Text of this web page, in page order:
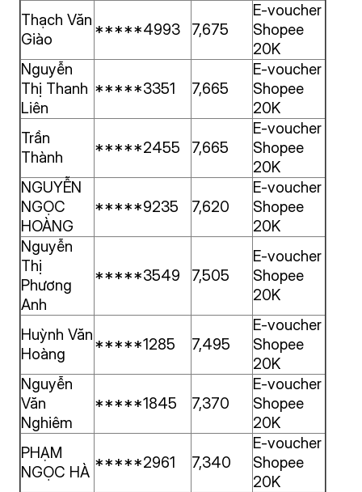
Thạch Văn
Giào
*****4993 7,675
E-voucher
Shopee
20K
Nguyễn
Thị Thanh
Liên
*****3351 7,665
E-voucher
Shopee
20K
Trần
Thành
*****2455 7,665
E-voucher
Shopee
20K
NGUYỄN
NGỌC
HOÀNG
*****9235 7,620
E-voucher
Shopee
20K
Nguyễn
Thị
Phương
Anh
*****3549 7,505
E-voucher
Shopee
20K
Huỳnh Văn
Hoàng
*****1285 7,495
E-voucher
Shopee
20K
Nguyễn
Văn
Nghiêm
*****1845 7,370
E-voucher
Shopee
20K
PHẠM
NGỌC HÀ
*****2961 7,340
E-voucher
Shopee
20K